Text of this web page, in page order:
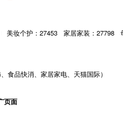
妆个护：27453 家居家装：27798
食品快消、家居家电、天猫国际）
页面